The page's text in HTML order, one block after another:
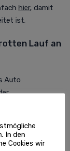
hier, damit
ist.
Lauf an
Auto
Es ist nur
Der
- bei
In den
Cookies wir